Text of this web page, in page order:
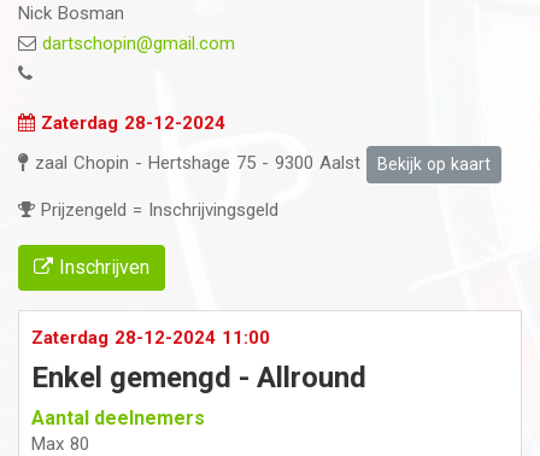
Nick Bosman
dartschopin@gmail.com
Zaterdag 28-12-2024
zaal Chopin - Hertshage 75 - 9300 Aalst
Bekijk op kaart
Prijzengeld = Inschrijvingsgeld
Inschrijven
Zaterdag 28-12-2024 11:00
Enkel gemengd - Allround
Aantal deelnemers
Max 80